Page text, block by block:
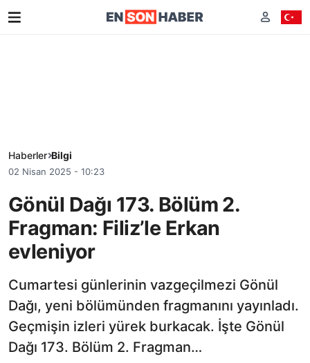
Haberler Bilgi
02 Nisan 2025 - 10:23
Gönül Dağı 173. Bölüm 2.
Fragman: Filiz’le Erkan
evleniyor
Cumartesi günlerinin vazgeçilmezi Gönül
Dağı, yeni bölümünden fragmanını yayınladı.
Geçmişin izleri yürek burkacak. İşte Gönül
Dağı 173. Bölüm 2. Fragman…